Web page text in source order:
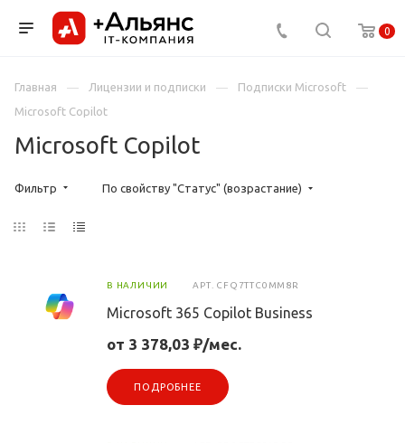
0
Главная Лицензии и подписки
Подписки Microsoft
Microsoft Copilot
Microsoft Copilot
Фильтр По свойству "Статус" (возрастание)
В НАЛИЧИИ АРТ. CFQ7TTC0MM8R
Microsoft 365 Copilot Business
от 3 378,03 ₽/мес.
ПОДРОБНЕЕ